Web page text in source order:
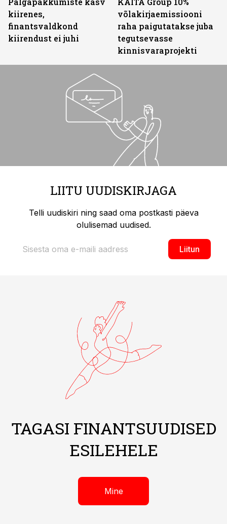
kiirenes,
finantsvaldkond
kiirendust ei juhi
võlakirjaemissiooni
raha paigutatakse juba
tegutsevasse
kinnisvaraprojekti
LIITU UUDISKIRJAGA
Telli uudiskiri ning saad oma postkasti päeva
olulisemad uudised.
Liitun
TAGASI FINANTSUUDISED
ESILEHELE
Mine